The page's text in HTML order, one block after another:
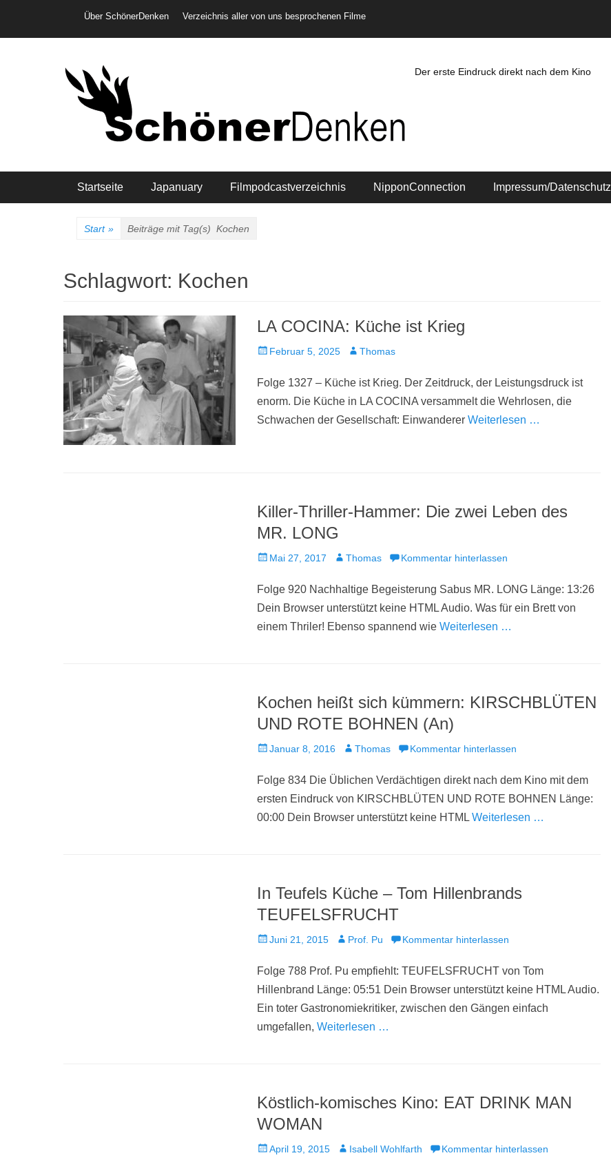
Header-Menü
Über SchönerDenken Verzeichnis aller von uns besprochenen Filme
Der erste Eindruck direkt nach dem Kino
Hauptmenü
Startseite Japanuary Filmpodcastverzeichnis NipponConnection Impressum/Datenschutz
Start » Beiträge mit Tag(s) Kochen
Schlagwort: Kochen
LA COCINA: Küche ist Krieg
Veröffentlicht
Februar 5, 2025 AutorThomas
Folge 1327 – Küche ist Krieg. Der Zeitdruck, der Leistungsdruck ist
enorm. Die Küche in LA COCINA versammelt die Wehrlosen, die
Schwachen der Gesellschaft: Einwanderer Weiterlesen …
Killer-Thriller-Hammer: Die zwei Leben des
MR. LONG
Veröffentlicht
Mai 27, 2017 AutorThomas Kommentar hinterlassen
Folge 920 Nachhaltige Begeisterung Sabus MR. LONG Länge: 13:26
Dein Browser unterstützt keine HTML Audio. Was für ein Brett von
einem Thriler! Ebenso spannend wie Weiterlesen …
Kochen heißt sich kümmern: KIRSCHBLÜTEN
UND ROTE BOHNEN (An)
Veröffentlicht
Januar 8, 2016 AutorThomas Kommentar hinterlassen
Folge 834 Die Üblichen Verdächtigen direkt nach dem Kino mit dem
ersten Eindruck von KIRSCHBLÜTEN UND ROTE BOHNEN Länge:
00:00 Dein Browser unterstützt keine HTML Weiterlesen …
In Teufels Küche – Tom Hillenbrands
TEUFELSFRUCHT
Veröffentlicht
Juni 21, 2015 AutorProf. Pu Kommentar hinterlassen
Folge 788 Prof. Pu empfiehlt: TEUFELSFRUCHT von Tom
Hillenbrand Länge: 05:51 Dein Browser unterstützt keine HTML Audio.
Ein toter Gastronomiekritiker, zwischen den Gängen einfach
umgefallen, Weiterlesen …
Köstlich-komisches Kino: EAT DRINK MAN
WOMAN
Veröffentlicht
April 19, 2015 AutorIsabell Wohlfarth Kommentar hinterlassen